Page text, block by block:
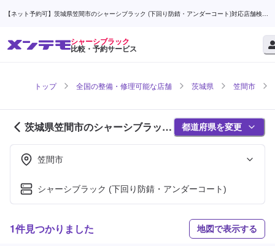
【ネット予約可】茨城県笠間市のシャーシブラック (下回り防錆・アンダーコート)対応店舗検索
シャーシブラック
比較・予約サービス
トップ 全国の整備・修理可能な店舗 茨城県 笠間市
茨城県笠間市のシャーシブラック
対応店舗紹介 (1ページ目)
都道府県を変更
笠間市
シャーシブラック (下回り防錆・アンダーコート)
1件見つかりました 地図で表示する